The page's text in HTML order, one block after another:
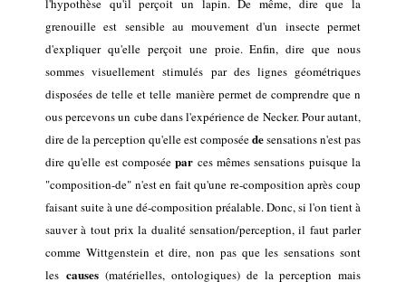
l'hypothèse qu'ilperçoit un lapin. De même, direque la
grenouilleest sensible aumouvement d'un insecte permet
d'expliquer qu'elle perçoit une proie. Enfin,dire que nous
sommesvisuellement stimulés par des lignes géométriques
disposées de telle et telle manière permet de comprendre que n
ous percevons un cube dansl'expérience de Necker.Pour autant,
dire de la perception qu'elleestcomposéedesensationsn'est pas
dire qu'elle est composéepar ces mêmes sensations puisquela
"composition-de" n'esten faitqu'une re-composition après coup
faisant suite à une dé-composition préalable. Donc, si l'on tient à
sauver à tout prix la dualité sensation/perception, il faut parler
comme Wittgenstein et dire, non pas que les sensations sont
les causes(matérielles,ontologiques) de la perception mais